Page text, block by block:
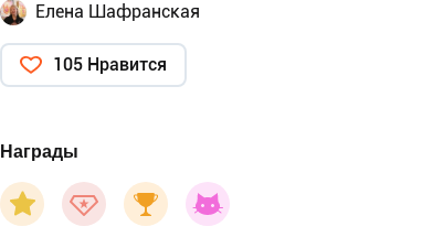
Елена Шафранская
105 Нравится
Награды